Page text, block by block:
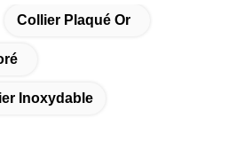
Collier Plaqué Or
Inoxydable